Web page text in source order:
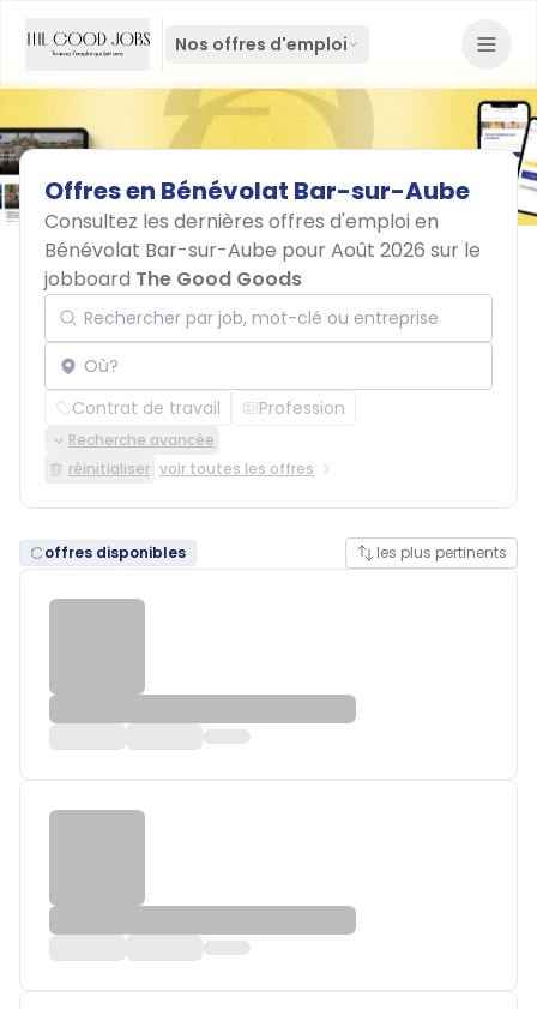
Nos offres d'emploi
Offresen Bénévolat Bar-sur-Aube
Consultez les dernières offres d'emploi en
Bénévolat Bar-sur-Aube pour Août 2026 sur le
jobboard The Good Goods
Rechercher par job, mot-clé ou entreprise
Localisation
Contrat de travail Profession
Recherche avancée
réinitialiser voir toutes les offres
offres disponibles les plus pertinents